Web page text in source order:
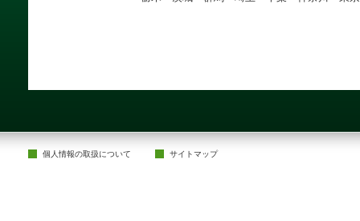
個人情報の取扱について サイトマップ